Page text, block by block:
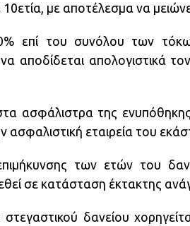
10ετία, με αποτέλεσμα να
επί του συνόλου των
αποδίδεται απολογιστικά
ασφάλιστρα της ενυπόθηκης
ασφαλιστική εταιρεία του
των ετών του
σε κατάσταση έκτακτης
δανείου